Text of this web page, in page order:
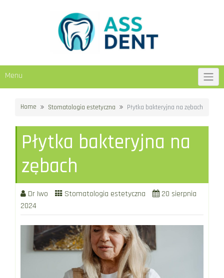
Menu
Home Stomatologia estetyczna Płytka bakteryjna na zębach
Płytka bakteryjna na
zębach
Dr Iwo Stomatologia estetyczna
20 sierpnia
2024